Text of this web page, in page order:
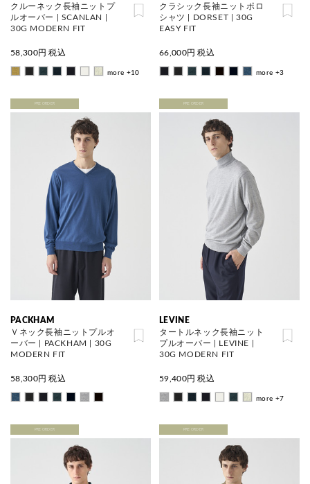
クルーネック長袖ニットプ
ルオーバー | SCANLAN |
30G MODERN FIT
58,300円 税込
more +10
クラシック長袖ニットポロ
シャツ | DORSET | 30G
EASY FIT
66,000円 税込
more +3
PRE ORDER
PACKHAM
Ｖネック長袖ニットプルオ
ーバー | PACKHAM | 30G
MODERN FIT
58,300円 税込
PRE ORDER
LEVINE
タートルネック長袖ニット
プルオーバー | LEVINE |
30G MODERN FIT
59,400円 税込
more +7
PRE ORDER PRE ORDER